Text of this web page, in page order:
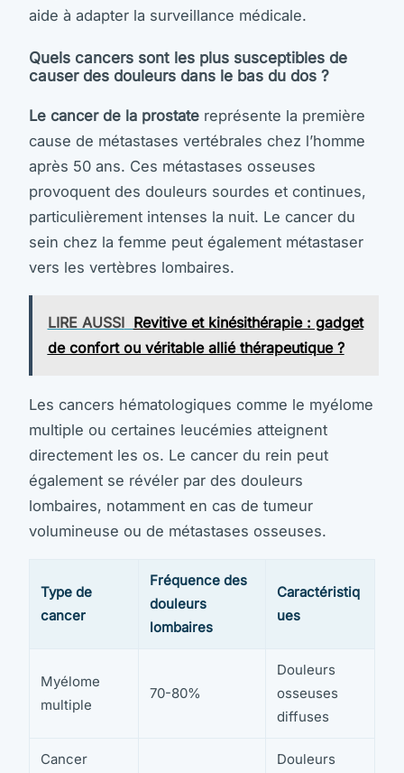
aide à adapter la surveillance médicale.
Quels cancers sont les plus susceptibles de
causer des douleurs dans le bas du dos ?
Le cancer de la prostate représente la première
cause de métastases vertébrales chez l’homme
après 50 ans. Ces métastases osseuses
provoquent des douleurs sourdes et continues,
particulièrement intenses la nuit. Le cancer du
sein chez la femme peut également métastaser
vers les vertèbres lombaires.
LIRE AUSSI Revitive et kinésithérapie : gadget
de confort ou véritable allié thérapeutique ?
Les cancers hématologiques comme le myélome
multiple ou certaines leucémies atteignent
directement les os. Le cancer du rein peut
également se révéler par des douleurs
lombaires, notamment en cas de tumeur
volumineuse ou de métastases osseuses.
Type de
cancer
Fréquence des
douleurs
lombaires
Caractéristiq
ues
Myélome
multiple
70-80%
Douleurs
osseuses
diffuses
Cancer
Douleurs